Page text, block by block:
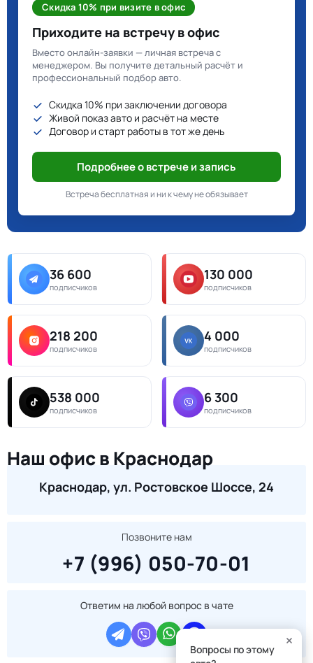
Скидка 10% при визите в офис
Приходите на встречу в офис
Вместо онлайн-заявки — личная встреча с
менеджером. Вы получите детальный расчёт и
профессиональный подбор авто.
Скидка 10% при заключении договора
Живой показ авто и расчёт на месте
Договор и старт работы в тот же день
Подробнее о встрече и запись
Встреча бесплатная и ни к чему не обязывает
36 600
подписчиков
130 000
подписчиков
218 200
подписчиков
4 000
подписчиков
538 000
подписчиков
6 300
подписчиков
Наш офис в Краснодар
Краснодар, ул. Ростовское Шоссе, 24
Позвоните нам
+7 (996) 050-70-01
Ответим на любой вопрос в чате
Вопросы по этому